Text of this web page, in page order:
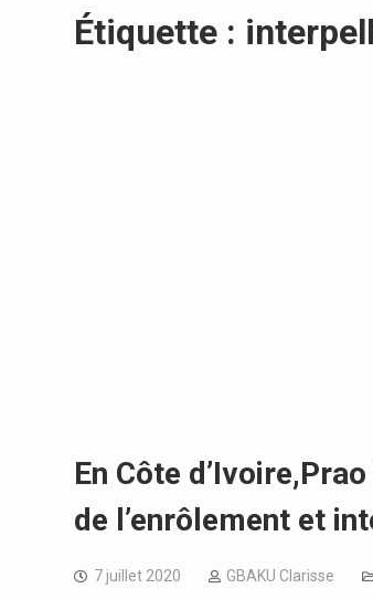
Étiquette :
En Côte
de l’enrôlement et
7 juillet 2020 GBAKU Clarisse